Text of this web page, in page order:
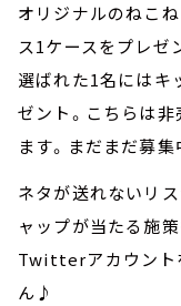
オリジナルのねこ
ス1ケースをプレゼ
選ばれた1名にはキ
ゼント。こちらは
ます。まだまだ募集
ネタが送れないリ
ャップが当たる施
Twitterアカウント
ん♪